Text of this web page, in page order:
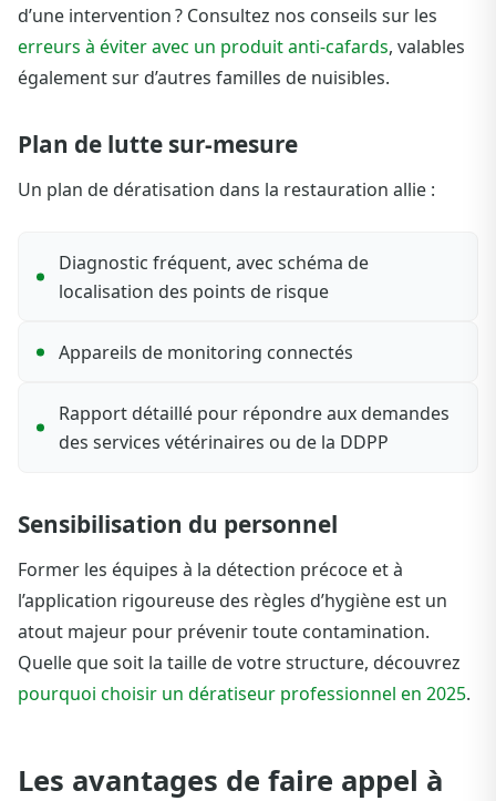
d’une intervention ? Consultez nos conseils sur les
erreurs à éviter avec un produit anti-cafards, valables
également sur d’autres familles de nuisibles.
Plan de lutte sur-mesure
Un plan de dératisation dans la restauration allie :
Diagnostic fréquent, avec schéma de
localisation des points de risque
Appareils de monitoring connectés
Rapport détaillé pour répondre aux demandes
des services vétérinaires ou de la DDPP
Sensibilisation du personnel
Former les équipes à la détection précoce et à
l’application rigoureuse des règles d’hygiène est un
atout majeur pour prévenir toute contamination.
Quelle que soit la taille de votre structure, découvrez
pourquoi choisir un dératiseur professionnel en 2025.
Les avantages de faire appel à